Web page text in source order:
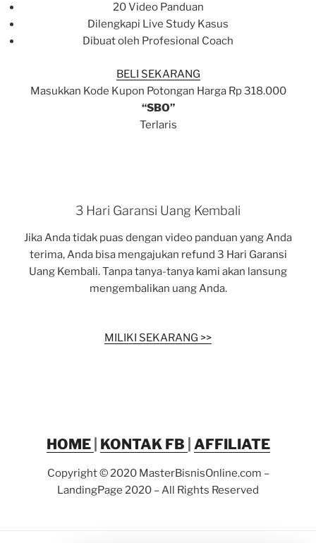
20 Video Panduan
Dilengkapi Live Study Kasus
Dibuat oleh Profesional Coach
BELI SEKARANG
Masukkan Kode Kupon Potongan Harga Rp 318.000
“SBO”
Terlaris
3 Hari Garansi Uang Kembali
Jika Anda tidak puas dengan video panduan yang Anda
terima, Anda bisa mengajukan refund 3 Hari Garansi
Uang Kembali. Tanpa tanya-tanya kami akan lansung
mengembalikan uang Anda.
MILIKI SEKARANG >>
HOME KONTAK FB AFFILIATE
Copyright © 2020 MasterBisnisOnline.com –
LandingPage 2020 – All Rights Reserved